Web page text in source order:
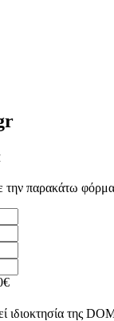
παρακάτω
ιδιοκτησία της